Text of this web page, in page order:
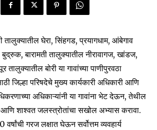
तालुक्यातील घेरा, सिंहगड, प्रयागधाम, आंबेगाव
बारामती तालुक्यातील नीरावागज, खांडज,
तालुक्यातील बोरी या गावांच्या पाणीपुरवठा
जिल्हा परिषदेचे मुख्य कार्यकारी अधिकारी आणि
अधिकाऱ्यांनी या गावांना भेट देऊन, तेथील
आणि शाश्वत जलस्त्रोतांचा सखोल अभ्यास करावा.
गरज लक्षात घेऊन सर्वोत्तम व्यवहार्य